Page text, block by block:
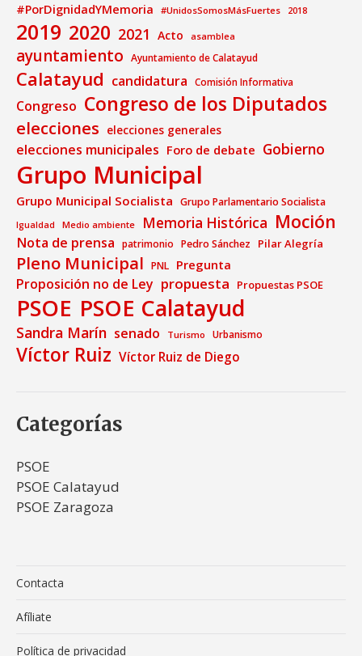
#PorDignidadYMemoria #UnidosSomosMásFuertes 2018
2019 2020 2021 Acto asamblea
ayuntamiento Ayuntamiento de Calatayud
Calatayud candidatura Comisión Informativa
Congreso Congreso de los Diputados
elecciones elecciones generales
elecciones municipales Foro de debate Gobierno
Grupo Municipal
Grupo Municipal Socialista Grupo Parlamentario Socialista
Igualdad Medio ambiente Memoria Histórica Moción
Nota de prensa patrimonio Pedro Sánchez Pilar Alegría
Pleno Municipal PNL Pregunta
Proposición no de Ley propuesta Propuestas PSOE
PSOE PSOE Calatayud
Sandra Marín senado Turismo Urbanismo
Víctor Ruiz Víctor Ruiz de Diego
Categorías
PSOE
PSOE Calatayud
PSOE Zaragoza
Contacta
Afíliate
Política de privacidad